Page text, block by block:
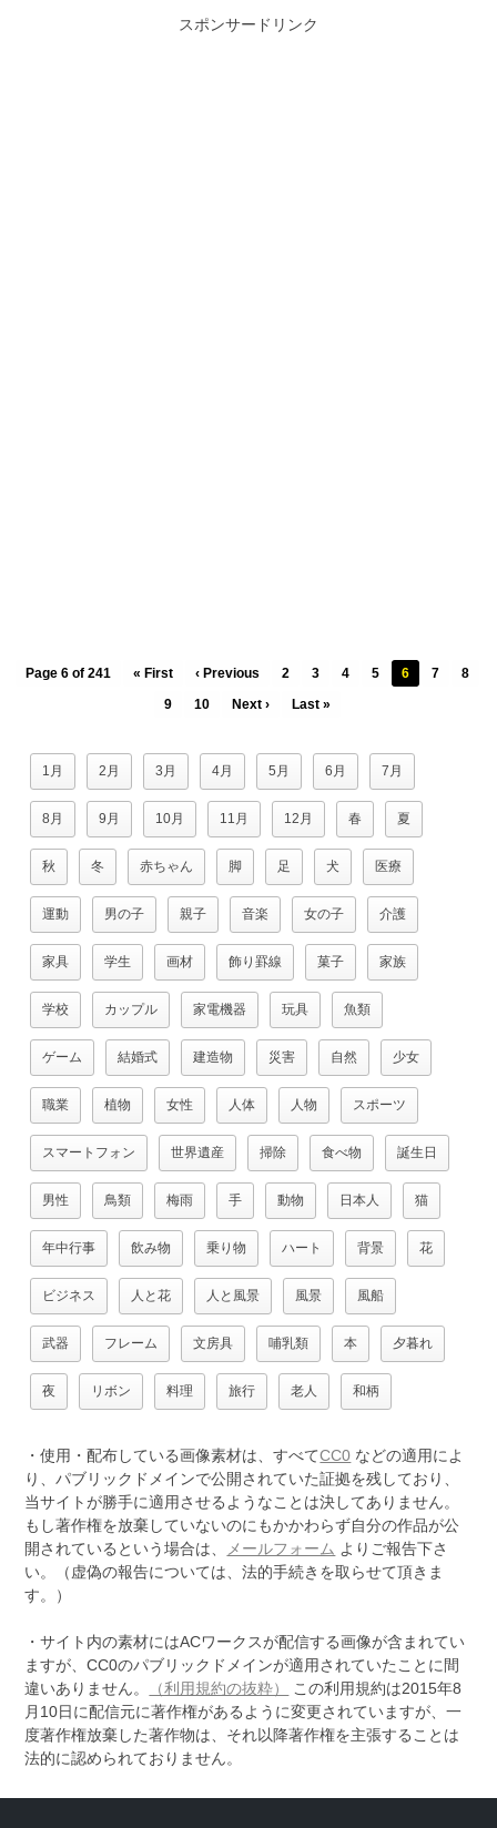
スポンサードリンク
Page 6 of 241 « First ‹ Previous 2 3 4 5 6 7
8
9
10 Next › Last »
1月 2月 3月 4月 5月 6月 7月
8月 9月 10月 11月 12月 春 夏
秋 冬 赤ちゃん 脚 足 犬 医療
運動 男の子 親子 音楽 女の子 介護
家具 学生 画材 飾り罫線 菓子 家族
学校 カップル 家電機器 玩具 魚類
ゲーム 結婚式 建造物 災害 自然 少女
職業 植物 女性 人体 人物 スポーツ
スマートフォン 世界遺産 掃除 食べ物 誕生日
男性 鳥類 梅雨 手 動物 日本人 猫
年中行事 飲み物 乗り物 ハート 背景 花
ビジネス 人と花 人と風景 風景 風船
武器 フレーム 文房具 哺乳類 本 夕暮れ
夜 リボン 料理 旅行 老人 和柄
・使用・配布している画像素材は、すべてCC0 などの適用によ
り、パブリックドメインで公開されていた証拠を残しており、
当サイトが勝手に適用させるようなことは決してありません。
もし著作権を放棄していないのにもかかわらず自分の作品が公
開されているという場合は、
メールフォーム よりご報告下さ
い。（虚偽の報告については、法的手続きを取らせて頂きま
す。）
・サイト内の素材にはACワークスが配信する画像が含まれてい
ますが、CC0のパブリックドメインが適用されていたことに間
違いありません。
（利用規約の抜粋）
この利用規約は2015年8
月10日に配信元に著作権があるように変更されていますが、一
度著作権放棄した著作物は、それ以降著作権を主張することは
法的に認められておりません。